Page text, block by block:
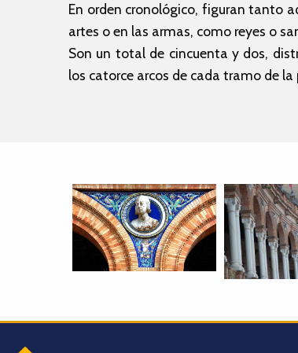
En orden cronológico, figuran tanto
artes o en las armas, como reyes o
Son un total de cincuenta y dos,
los catorce arcos de cada tramo de la